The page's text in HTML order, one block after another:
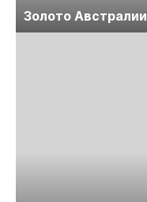
Золото Австралии